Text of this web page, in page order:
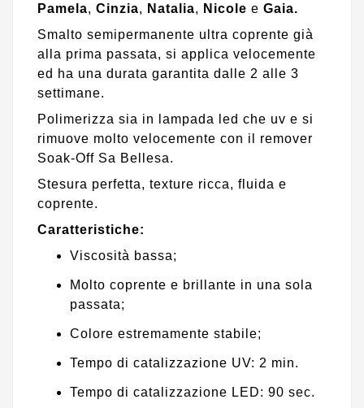
Pamela, Cinzia, Natalia, Nicole e Gaia.
Smalto semipermanente ultra coprente già
alla prima passata, si applica velocemente
ed ha una durata garantita dalle 2 alle 3
settimane.
Polimerizza sia in lampada led che uv e si
rimuove molto velocemente con il remover
Soak-Off Sa Bellesa.
Stesura perfetta, texture ricca, fluida e
coprente.
Caratteristiche:
Viscosità bassa;
Molto coprente e brillante in una sola
passata;
Colore estremamente stabile;
Tempo di catalizzazione UV: 2 min.
Tempo di catalizzazione LED: 90 sec.